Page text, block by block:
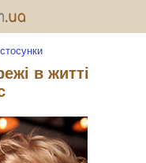
в житті